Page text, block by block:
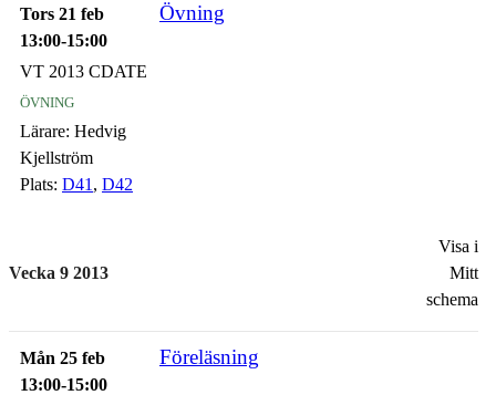
Tors 21 feb
13:00-15:00
Övning
VT 2013 CDATE
övning
Lärare: Hedvig
Kjellström
Plats: D41 , D42
Vecka 9 2013
Visa i
Mitt
schema
Mån 25 feb
13:00-15:00
Föreläsning